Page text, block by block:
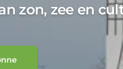
zon, zee en